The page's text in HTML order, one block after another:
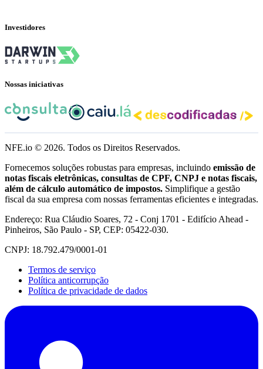
Investidores
Nossas iniciativas
NFE.io © 2026. Todos os Direitos Reservados.
Fornecemos soluções robustas para empresas, incluindo emissão de
notas fiscais eletrônicas, consultas de CPF, CNPJ e notas fiscais,
além de cálculo automático de impostos. Simplifique a gestão
fiscal da sua empresa com nossas ferramentas eficientes e integradas.
Endereço: Rua Cláudio Soares, 72 - Conj 1701 - Edifício Ahead -
Pinheiros, São Paulo - SP, CEP: 05422-030.
CNPJ: 18.792.479/0001-01
Termos de serviço
Política anticorrupção
Política de privacidade de dados